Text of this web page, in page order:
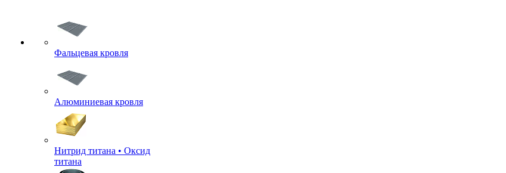
Фальцевая кровля
Алюминиевая кровля
Нитрид титана • Оксид
титана